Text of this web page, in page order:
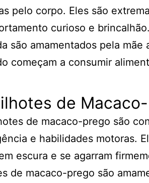
pelo corpo. Eles são
curioso e
são amamentados pela mãe
começam a consumir
de
de macaco-prego são
e habilidades motoras.
escura e se agarram
de macaco-prego são